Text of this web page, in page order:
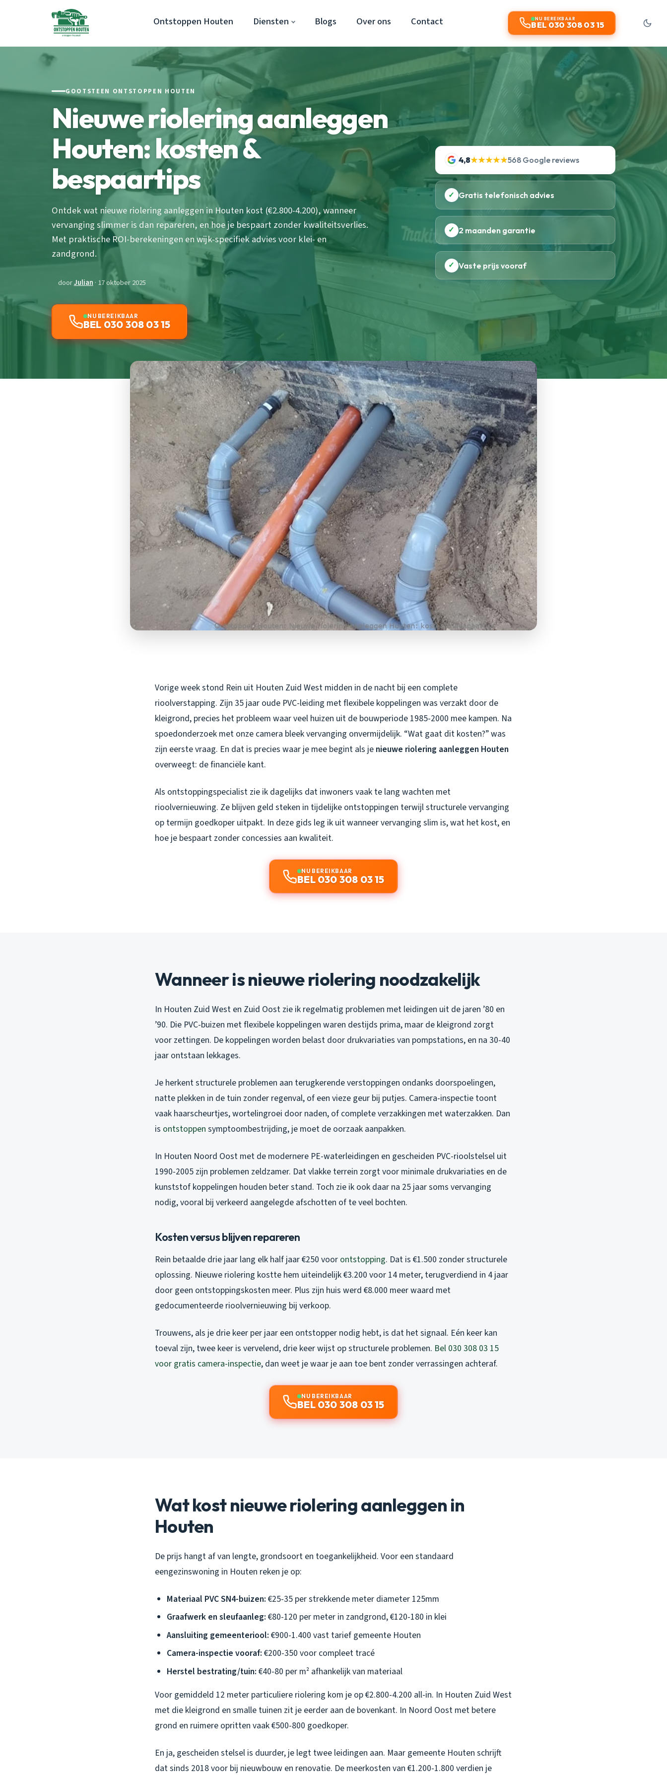
Ontstoppen Houten Diensten Blogs Over ons Contact NU BEREIKBAAR
BEL 030 308 03 15
GOOTSTEEN ONTSTOPPEN HOUTEN
Nieuwe riolering aanleggen
Houten: kosten &
bespaartips
Ontdek wat nieuwe riolering aanleggen in Houten kost (€2.800-4.200), wanneer
vervanging slimmer is dan repareren, en hoe je bespaart zonder kwaliteitsverlies.
Met praktische ROI-berekeningen en wijk-specifiek advies voor klei- en
zandgrond.
doorJulian · 17 oktober 2025
NU BEREIKBAAR
BEL 030 308 03 15
4,8★★★★★568 Google reviews
✓ Gratis telefonisch advies
✓ 2 maanden garantie
✓ Vaste prijs vooraf
Vorige week stond Rein uit Houten Zuid West midden in de nacht bij een complete
rioolverstapping. Zijn 35 jaar oude PVC-leiding met flexibele koppelingen was verzakt door de
kleigrond, precies het probleem waar veel huizen uit de bouwperiode 1985-2000 mee kampen. Na
spoedonderzoek met onze camera bleek vervanging onvermijdelijk. “Wat gaat dit kosten?” was
zijn eerste vraag. En dat is precies waar je mee begint als je nieuwe riolering aanleggen Houten
overweegt: de financiële kant.
Als ontstoppingspecialist zie ik dagelijks dat inwoners vaak te lang wachten met
rioolvernieuwing. Ze blijven geld steken in tijdelijke ontstoppingen terwijl structurele vervanging
op termijn goedkoper uitpakt. In deze gids leg ik uit wanneer vervanging slim is, wat het kost, en
hoe je bespaart zonder concessies aan kwaliteit.
NU BEREIKBAAR
BEL 030 308 03 15
Wanneer is nieuwe riolering noodzakelijk
In Houten Zuid West en Zuid Oost zie ik regelmatig problemen met leidingen uit de jaren ’80 en
’90. Die PVC-buizen met flexibele koppelingen waren destijds prima, maar de kleigrond zorgt
voor zettingen. De koppelingen worden belast door drukvariaties van pompstations, en na 30-40
jaar ontstaan lekkages.
Je herkent structurele problemen aan terugkerende verstoppingen ondanks doorspoelingen,
natte plekken in de tuin zonder regenval, of een vieze geur bij putjes. Camera-inspectie toont
vaak haarscheurtjes, wortelingroei door naden, of complete verzakkingen met waterzakken. Dan
is ontstoppen symptoombestrijding, je moet de oorzaak aanpakken.
In Houten Noord Oost met de modernere PE-waterleidingen en gescheiden PVC-rioolstelsel uit
1990-2005 zijn problemen zeldzamer. Dat vlakke terrein zorgt voor minimale drukvariaties en de
kunststof koppelingen houden beter stand. Toch zie ik ook daar na 25 jaar soms vervanging
nodig, vooral bij verkeerd aangelegde afschotten of te veel bochten.
Kosten versus blijven repareren
Rein betaalde drie jaar lang elk half jaar €250 voor ontstopping. Dat is €1.500 zonder structurele
oplossing. Nieuwe riolering kostte hem uiteindelijk €3.200 voor 14 meter, terugverdiend in 4 jaar
door geen ontstoppingskosten meer. Plus zijn huis werd €8.000 meer waard met
gedocumenteerde rioolvernieuwing bij verkoop.
Trouwens, als je drie keer per jaar een ontstopper nodig hebt, is dat het signaal. Eén keer kan
toeval zijn, twee keer is vervelend, drie keer wijst op structurele problemen. Bel 030 308 03 15
voor gratis camera-inspectie, dan weet je waar je aan toe bent zonder verrassingen achteraf.
NU BEREIKBAAR
BEL 030 308 03 15
Wat kost nieuwe riolering aanleggen in
Houten
De prijs hangt af van lengte, grondsoort en toegankelijkheid. Voor een standaard
eengezinswoning in Houten reken je op:
Materiaal PVC SN4-buizen: €25-35 per strekkende meter diameter 125mm
Graafwerk en sleufaanleg: €80-120 per meter in zandgrond, €120-180 in klei
Aansluiting gemeenteriool: €900-1.400 vast tarief gemeente Houten
Camera-inspectie vooraf: €200-350 voor compleet tracé
Herstel bestrating/tuin: €40-80 per m² afhankelijk van materiaal
Voor gemiddeld 12 meter particuliere riolering kom je op €2.800-4.200 all-in. In Houten Zuid West
met die kleigrond en smalle tuinen zit je eerder aan de bovenkant. In Noord Oost met betere
grond en ruimere opritten vaak €500-800 goedkoper.
En ja, gescheiden stelsel is duurder, je legt twee leidingen aan. Maar gemeente Houten schrijft
dat sinds 2018 voor bij nieuwbouw en renovatie. De meerkosten van €1.200-1.800 verdien je